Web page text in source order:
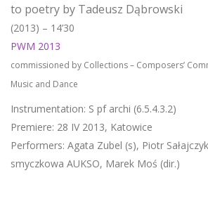
to poetry by Tadeusz Dąbrowski
(2013) – 14’30
PWM 2013
commissioned by Collections – Composers’
Music and Dance
Instrumentation: S pf archi (6.5.4.3.2)
Premiere: 28 IV 2013, Katowice
Performers: Agata Zubel (s), Piotr
smyczkowa AUKSO, Marek Moś (dir.)